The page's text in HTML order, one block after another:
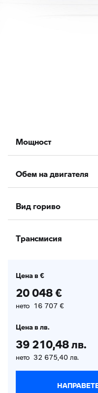
Мощност
Обем на двигателя
Вид гориво
Tрансмисия
Цена в €
20 048 €
нето 16 707 €
Цена в лв.
39 210,48 лв.
нето 32 675,40 лв.